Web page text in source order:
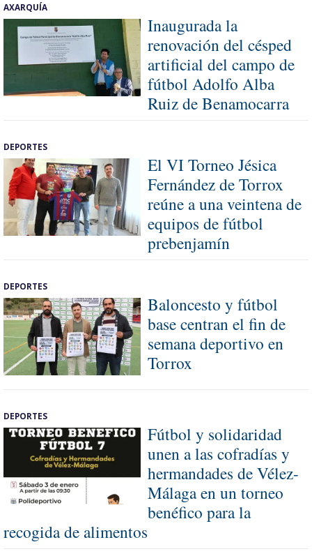
AXARQUÍA
Inaugurada la
renovación del césped
artificial del campo de
fútbol Adolfo Alba
Ruiz de Benamocarra
DEPORTES
El VI Torneo Jésica
Fernández de Torrox
reúne a una veintena de
equipos de fútbol
prebenjamín
DEPORTES
Baloncesto y fútbol
base centran el fin de
semana deportivo en
Torrox
DEPORTES
Fútbol y solidaridad
unen a las cofradías y
hermandades de Vélez-
Málaga en un torneo
benéfico para la
recogida de alimentos